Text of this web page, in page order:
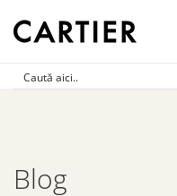
Blog